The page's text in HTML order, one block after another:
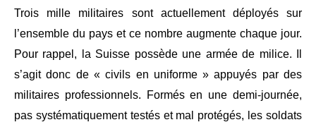
Trois mille militaires sont actuellement déployés sur
l’ensemble du pays et ce nombre augmente chaque jour.
Pour rappel, la Suisse possède une armée de milice. Il
s’agit donc de « civils en uniforme » appuyés par des
militaires professionnels. Formés en une demi-journée,
pas systématiquement testés et mal protégés, les soldats